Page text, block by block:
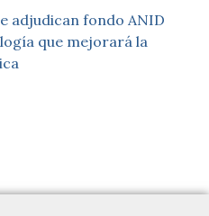
adjudican fondo ANID
que mejorará la